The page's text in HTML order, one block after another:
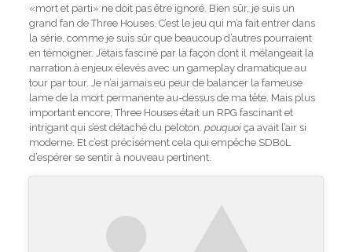
«mort et parti» ne doit pas être ignoré. Bien sûr, je suis un
grand fan de Three Houses. C’est le jeu qui m’a fait entrer dans
la série, comme je suis sûr que beaucoup d’autres pourraient
en témoigner. J’étais fasciné par la façon dont il mélangeait la
narration à enjeux élevés avec un gameplay dramatique au
tour par tour. Je n’ai jamais eu peur de balancer la fameuse
lame de la mort permanente au-dessus de ma tête. Mais plus
important encore, Three Houses était un RPG fascinant et
intrigant qui s’est détaché du peloton. pouquoi ça avait l’air si
moderne. Et c’est précisément cela qui empêche SDBoL
d’espérer se sentir à nouveau pertinent.